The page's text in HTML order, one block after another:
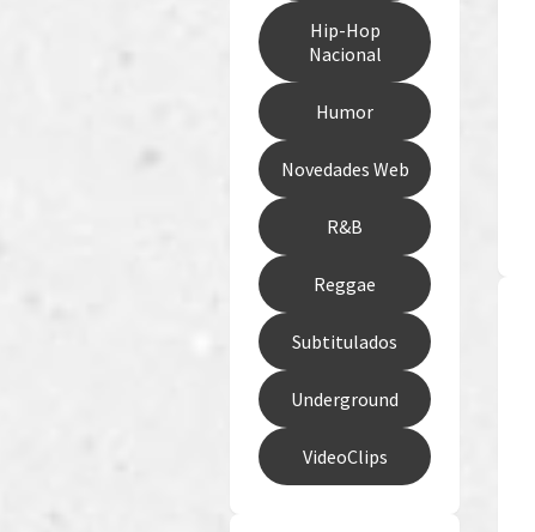
Hip-Hop
Nacional
Humor
Novedades Web
R&B
Reggae
Subtitulados
Underground
VideoClips